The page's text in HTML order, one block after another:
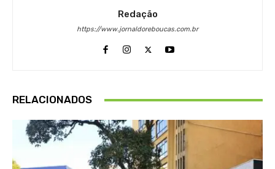
Redação
https://www.jornaldoreboucas.com.br
RELACIONADOS